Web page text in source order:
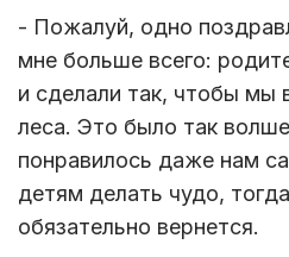
- Пожалуй, одно
мне больше всего:
и сделали так, чтобы мы
леса. Это было так
понравилось даже нам
детям делать чудо,
обязательно вернется.